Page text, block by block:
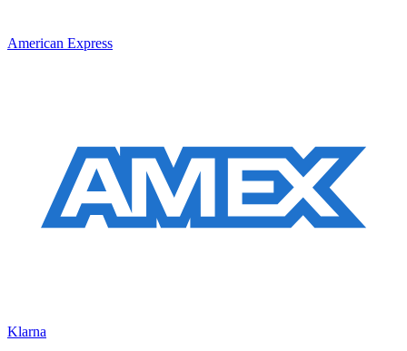
American Express
Klarna